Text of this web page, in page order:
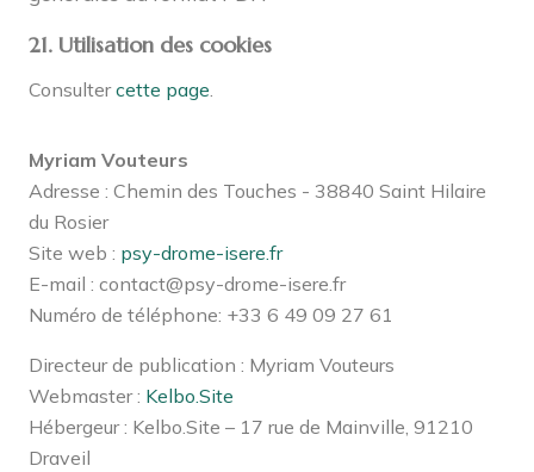
21. Utilisation des cookies
Consultercette page.
Myriam Vouteurs
Adresse : Chemin des Touches - 38840 Saint Hilaire
du Rosier
Site web : psy-drome-isere.fr
E-mail : contact@psy-drome-isere.fr
Numéro de téléphone: +33 6 49 09 27 61
Directeur de publication : Myriam Vouteurs
Webmaster : Kelbo.Site
Hébergeur : Kelbo.Site – 17 rue de Mainville, 91210
Draveil